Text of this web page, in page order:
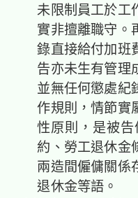
未限制員工於工
實非擅離職守。
錄直接給付加班
告亦未生有管理
並無任何懲處紀
作規則，情節實
性原則，是被
約、勞工退休金
兩造間僱傭關係
退休金等語。